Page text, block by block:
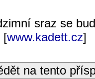
sraz se
[www.kadett.cz]
na tento